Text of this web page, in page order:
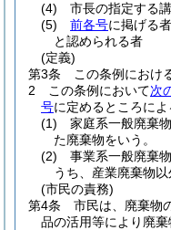
(4)
市長の指定する
(5)
前各号に掲げる
と認められる者
(定義)
第3条
この条例におけ
2
この条例において次
号に定めるところによ
(1)
家庭系一般廃棄
た廃棄物をいう。
(2)
事業系一般廃棄
うち、産業廃棄物以
(市民の責務)
第4条
市民は、廃棄物
品の活用等により廃